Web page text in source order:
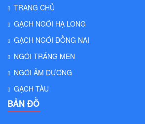
TRANG CHỦ
GẠCH NGÓI HẠ LONG
GẠCH NGÓI ĐỒNG NAI
NGÓI TRÁNG MEN
NGÓI ÂM DƯƠNG
GẠCH TÀU
BẢN ĐỒ